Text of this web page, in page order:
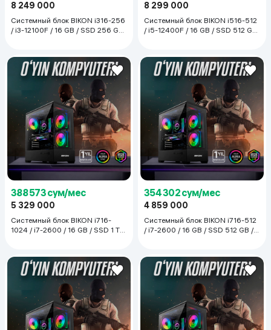
8 249 000
Системный блок BIKON i316-256
/ i3-12100F / 16 GB / SSD 256 GB
8 299 000
Системный блок BIKON i516-512
/ i5-12400F / 16 GB / SSD 512 GB
388 573 сум/мес
5 329 000
Системный блок BIKON i716-
1024 / i7-2600 / 16 GB / SSD 1 TB
354 302 сум/мес
4 859 000
Системный блок BIKON i716-512
/ i7-2600 / 16 GB / SSD 512 GB /